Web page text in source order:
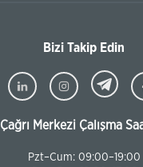
Bizi Takip Edin
Çağrı Merkezi Çalışma
Pzt–Cum: 09:00–19:00